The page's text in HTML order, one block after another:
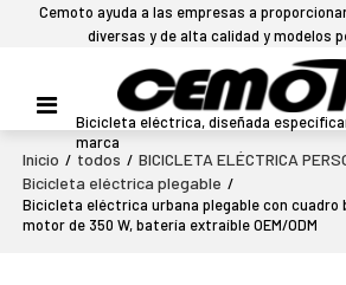
Cemoto ayuda a las empresas a
diversas y de alta calidad y modelos
Bicicleta eléctrica, diseñada
marca
Inicio / todos / BICICLETA ELÉCTRICA
Bicicleta eléctrica plegable /
Bicicleta eléctrica urbana plegable con cuadro
motor de 350 W, batería extraíble OEM/ODM